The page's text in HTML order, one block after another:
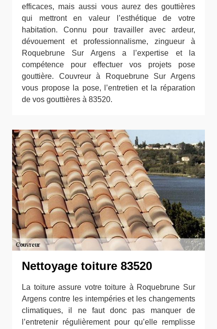
efficaces, mais aussi vous aurez des gouttières
qui mettront en valeur l’esthétique de votre
habitation. Connu pour travailler avec ardeur,
dévouement et professionnalisme, zingueur à
Roquebrune Sur Argens a l’expertise et la
compétence pour effectuer vos projets pose
gouttière. Couvreur à Roquebrune Sur Argens
vous propose la pose, l’entretien et la réparation
de vos gouttières à 83520.
Nettoyage toiture 83520
La toiture assure votre toiture à Roquebrune Sur
Argens contre les intempéries et les changements
climatiques, il ne faut donc pas manquer de
l’entretenir régulièrement pour qu’elle remplisse